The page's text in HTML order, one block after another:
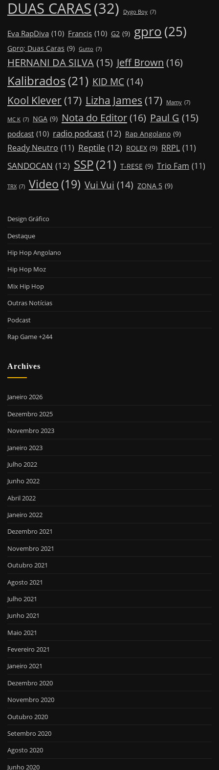
DUAS CARAS(32) Dygo Boy (7)
Eva RapDiva (10) Francis (10) G2 (9) gpro(25)
Gpro; Duas Caras (9) Gutto (7)
HERNANI DA SILVA(15) Jeff Brown (16)
Kalibrados(21) KID MC (14)
Kool Klever (17) Lizha James (17) Mamy (7)
MC K (7) NGA (9) Nota do Editor(16) Paul G (15)
podcast (10) radio podcast (12) Rap Angolano (9)
Ready Neutro (11) Reptile (12) ROLEX (9) RRPL (11)
SANDOCAN (12) SSP(21) T-RESE (9) Trio Fam (11)
TRX (7) Video (19) Vui Vui (14) ZONA 5 (9)
Design Gráfico
Destaque
Hip Hop Angolano
Hip Hop Moz
Mix Hip Hop
Outras Notícias
Podcast
Rap Game +244
Archives
Janeiro 2026
Dezembro 2025
Novembro 2023
Janeiro 2023
Julho 2022
Junho 2022
Abril 2022
Janeiro 2022
Dezembro 2021
Novembro 2021
Outubro 2021
Agosto 2021
Julho 2021
Junho 2021
Maio 2021
Fevereiro 2021
Janeiro 2021
Dezembro 2020
Novembro 2020
Outubro 2020
Setembro 2020
Agosto 2020
Junho 2020